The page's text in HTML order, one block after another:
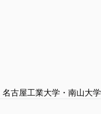
古屋工業大学・南山大